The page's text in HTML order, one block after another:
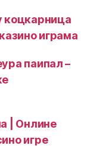
коцкарница
играма
паипал –
| Онлине
игре